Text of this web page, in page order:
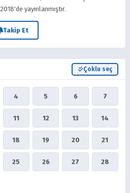
yayınlanmıştır.
Takip Et
Çoklu seç
4 5 6 7
11 12 13 14
18 19 20 21
25 26 27 28